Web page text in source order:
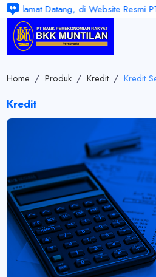
Selamat Datang, di Website Resmi
Kredit
Home / Produk / Kredit / Kredit